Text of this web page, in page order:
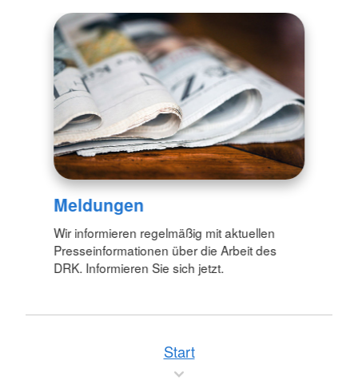
Meldungen
Wir informieren regelmäßig mit aktuellen
Presseinformationen über die Arbeit des
DRK. Informieren Sie sich jetzt.
Start